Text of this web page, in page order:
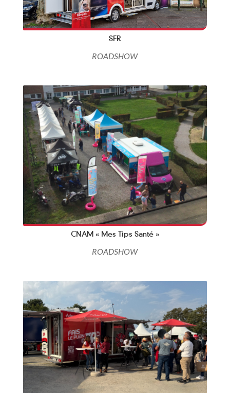
SFR
ROADSHOW
CNAM « Mes Tips Santé »
ROADSHOW